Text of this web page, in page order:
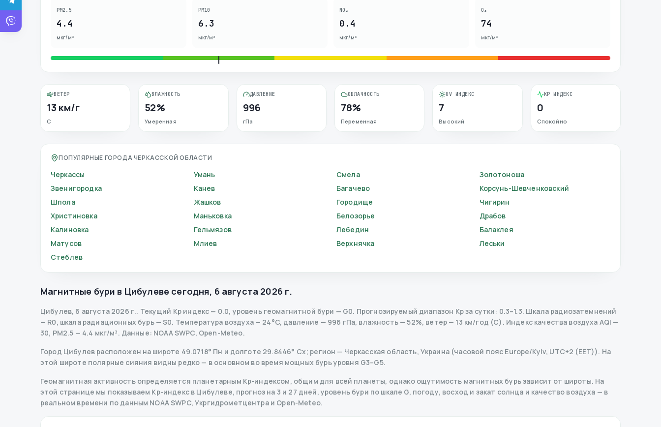
PM2.5
4.4
мкг/м³
PM10
6.3
мкг/м³
NO₂
0.4
мкг/м³
O₃
74
мкг/м³
ВЕТЕР
13 км/г
С
ВЛАЖНОСТЬ
52%
Умеренная
ДАВЛЕНИЕ
996
гПа
ОБЛАЧНОСТЬ
78%
Переменная
UV ИНДЕКС
7
Высокий
KP ИНДЕКС
0
Спокойно
ПОПУЛЯРНЫЕ ГОРОДА ЧЕРКАССКОЙ ОБЛАСТИ
Черкассы Умань Смела
Золотоноша
Звенигородка
Канев Багачево
Корсунь-Шевченковский
Шпола
Жашков Городище
Чигирин
Христиновка
Маньковка Белозорье
Драбов
Калиновка
Гельмязов Лебедин
Балаклея
Матусов
Млиев Верхнячка
Леськи
Стеблев
Магнитные бури в Цибулеве сегодня, 6 августа 2026 г.
Цибулев, 6 августа 2026 г.. Текущий Kp индекс — 0.0, уровень геомагнитной бури — G0. Прогнозируемый диапазон Kp за сутки: 0.3–1.3. Шкала радиозатемнений
— R0, шкала радиационных бурь— S0. Температура воздуха — 24°C, давление — 996 гПа, влажность — 52%, ветер — 13 км/год (С). Индекс качества воздуха AQI —
30, PM2.5 — 4.4 мкг/м³. Данные: NOAA SWPC, Open-Meteo.
Город Цибулев расположен на широте 49.0718° Пн и долготе 29.8446° Сх; регион — Черкасская область, Украина (часовой пояс Europe/Kyiv, UTC+2 (EET)). На
этой широте полярные сияния видны редко — в основном во время мощных бурь уровня G3–G5.
Геомагнитная активность определяется планетарным Kp-индексом, общим для всей планеты, однако ощутимость магнитных бурь зависит от широты. На
этой странице мы показываем Kp-индекс в Цибулеве, прогноз на 3 и 27 дней, уровень бури по шкале G, погоду, восход и закат солнца и качество воздуха — в
реальном времени по данным NOAA SWPC, Укргидрометцентра и Open-Meteo.